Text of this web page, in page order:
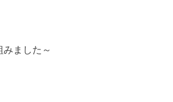
ました～